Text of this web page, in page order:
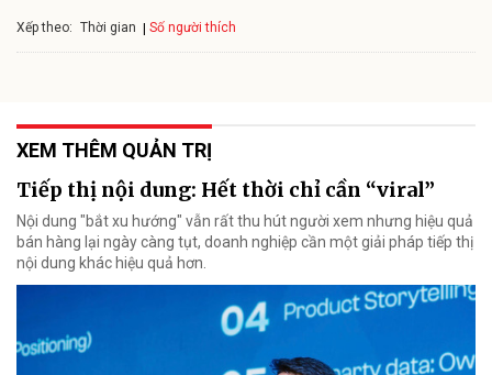
Xếp theo: Thời gian Số người thích
XEM THÊM QUẢN TRỊ
Tiếp thị nội dung: Hết thời chỉ cần “viral”
Nội dung "bắt xu hướng" vẫn rất thu hút người xem nhưng hiệu quả
bán hàng lại ngày càng tụt, doanh nghiệp cần một giải pháp tiếp thị
nội dung khác hiệu quả hơn.